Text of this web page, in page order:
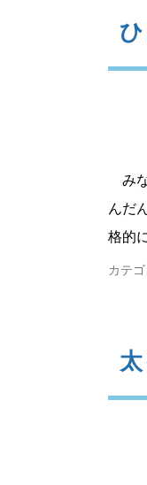
み
んだ
格的
カテ